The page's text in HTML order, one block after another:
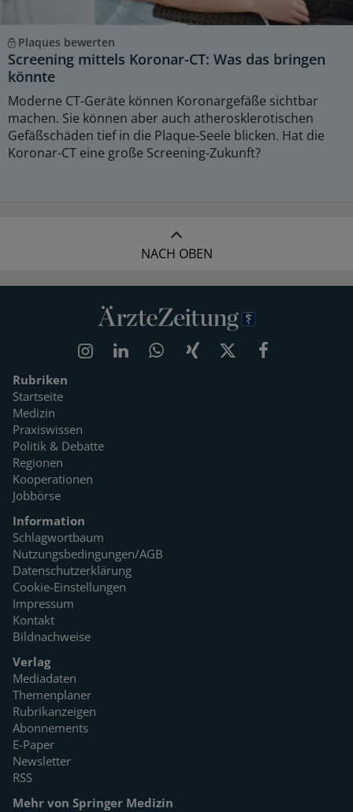
Plaques bewerten
Screening mittels Koronar-CT: Was das bringen
könnte
Moderne CT-Geräte können Koronargefäße sichtbar
machen. Sie können aber auch atherosklerotischen
Gefäßschäden tief in die Plaque-Seele blicken. Hat die
Koronar-CT eine große Screening-Zukunft?
NACH OBEN
Rubriken
Startseite
Medizin
Praxiswissen
Politik & Debatte
Regionen
Kooperationen
Jobbörse
Information
Schlagwortbaum
Nutzungsbedingungen/AGB
Datenschutzerklärung
Cookie-Einstellungen
Impressum
Kontakt
Bildnachweise
Verlag
Mediadaten
Themenplaner
Rubrikanzeigen
Abonnements
E-Paper
Newsletter
RSS
Mehr von Springer Medizin